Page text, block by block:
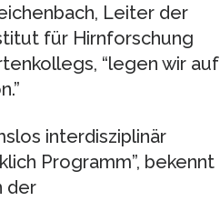
Leiter der
für Hirnforschung
“legen wir auf
interdisziplinär
Programm”, bekennt
der